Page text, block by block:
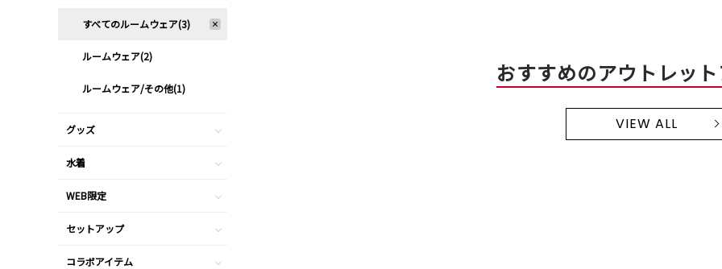
おすすめのアウトレッ
VIEW ALL
すべてのルームウェア(3)
ルームウェア(2)
ルームウェア/その他(1)
グッズ
水着
WEB限定
セットアップ
コラボアイテム